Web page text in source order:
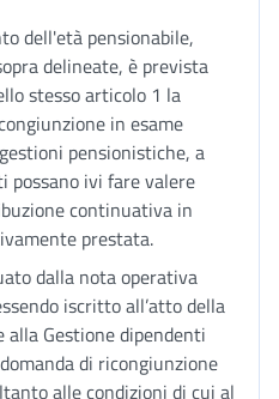
dell'età pensionabile,
delineate, è prevista
stesso articolo 1 la
in esame
pensionistiche, a
possano ivi fare valere
continuativa in
prestata.
dalla nota operativa
iscritto all’atto della
alla Gestione dipendenti
di ricongiunzione
alle condizioni di cui al